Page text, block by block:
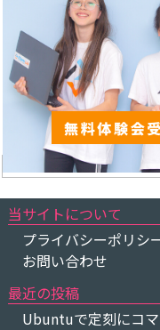
当サイトについて
プライバシーポリシ
お問い合わせ
最近の投稿
Ubuntuで定刻にコ